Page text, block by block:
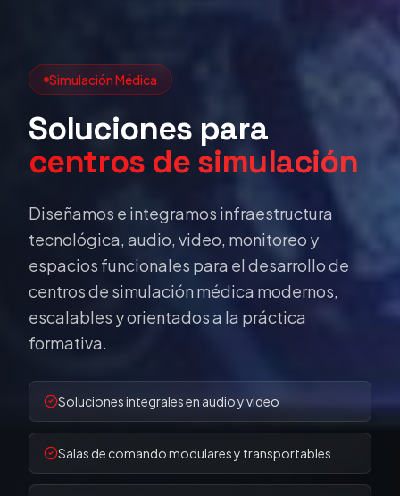
Simulación Médica
Soluciones para
centros de simulación
Diseñamos e integramos infraestructura
tecnológica, audio, video, monitoreo y
espacios funcionales para el desarrollo de
centros de simulación médica modernos,
escalables y orientados a la práctica
formativa.
Soluciones integrales en audio y video
Salas de comando modulares y transportables